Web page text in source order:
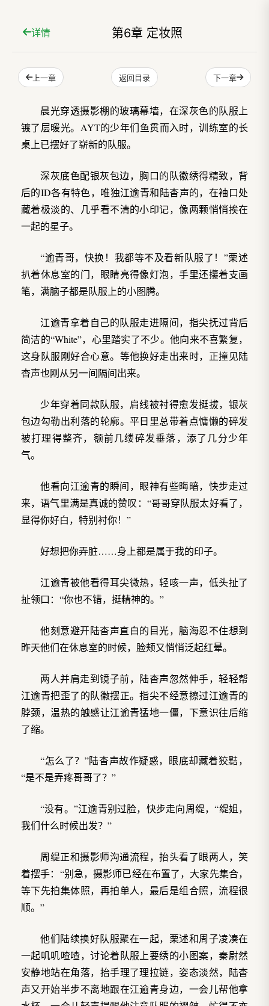
详情 第6章 定妆照
上一章 返回目录 下一章
晨光穿透摄影棚的玻璃幕墙，在深灰色的队服上
镀了层暖光。AYT的少年们鱼贯而入时，训练室的长
桌上已摆好了崭新的队服。
深灰底色配银灰包边，胸口的队徽绣得精致，背
后的ID各有特色，唯独江逾青和陆杳声的，在袖口处
藏着极淡的、几乎看不清的小印记，像两颗悄悄挨在
一起的星子。
“逾青哥，快换！我都等不及看新队服了！”栗述
扒着休息室的门，眼睛亮得像灯泡，手里还攥着支画
笔，满脑子都是队服上的小图腾。
江逾青拿着自己的队服走进隔间，指尖抚过背后
简洁的“White”，心里踏实了不少。他向来不喜繁复，
这身队服刚好合心意。等他换好走出来时，正撞见陆
杳声也刚从另一间隔间出来。
少年穿着同款队服，肩线被衬得愈发挺拔，银灰
包边勾勒出利落的轮廓。平日里总带着点慵懒的碎发
被打理得整齐，额前几缕碎发垂落，添了几分少年
气。
他看向江逾青的瞬间，眼神有些晦暗，快步走过
来，语气里满是真诚的赞叹：“哥哥穿队服太好看了，
显得你好白，特别衬你！”
好想把你弄脏……身上都是属于我的印子。
江逾青被他看得耳尖微热，轻咳一声，低头扯了
扯领口：“你也不错，挺精神的。”
他刻意避开陆杳声直白的目光，脑海忍不住想到
昨天他们在休息室的时候，脸颊又悄悄泛起红晕。
两人并肩走到镜子前，陆杳声忽然伸手，轻轻帮
江逾青把歪了的队徽摆正。指尖不经意擦过江逾青的
脖颈，温热的触感让江逾青猛地一僵，下意识往后缩
了缩。
“怎么了？”陆杳声故作疑惑，眼底却藏着狡黠，
“是不是弄疼哥哥了？”
“没有。”江逾青别过脸，快步走向周缇，“缇姐，
我们什么时候出发？”
周缇正和摄影师沟通流程，抬头看了眼两人，笑
着摆手：“别急，摄影师已经在布置了，大家先集合，
等下先拍集体照，再拍单人，最后是组合照，流程很
顺。”
他们陆续换好队服聚在一起，栗述和周子凌凑在
一起叽叽喳喳，讨论着队服上要绣的小图案，秦尉然
安静地站在角落，抬手理了理拉链，姿态淡然，陆杳
声又开始半步不离地跟在江逾青身边，一会儿帮他拿